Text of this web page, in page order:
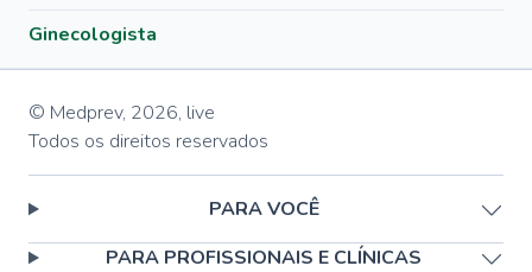
Ginecologista
© Medprev, 2026, live
Todos os direitos reservados
PARA VOCÊ
PARA PROFISSIONAIS E CLÍNICAS